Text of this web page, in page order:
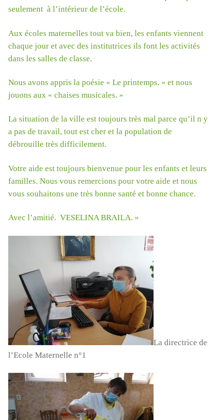
seulement à l’intérieur de l’école.
Aux écoles maternelles tout va bien, les enfants viennent
chaque jour et avec des institutrices ils font les activités
dans les salles de classe.
Nous avons appris la poésie « Le printemps. » et nous
jouons aux « chaises musicales. »
La situation de la ville est toujours très mal parce qu’il n y
a pas de travail, tout est cher et la population de
débrouille très difficilement.
Votre aide est toujours bienvenue pour les enfants et leurs
familles. Nous vous remercions pour votre aide et nous
vous souhaitons une très bonne santé et bonne chance.
Avec l’amitié. VESELINA BRAILA. »
La directrice de
l’Ecole Maternelle n°1
Cyclone à Tamatave : mobilisons-nous !
Pour aider nos enfants, nos salariés, nos centres en
détresse suite au cyclone, Terre des enfants lance une
campagne de dons:
https://www.helloasso.com/associations/association-
gardoise-terre-des-enfants/formulaires/5
Vous pouvez aussi envoyer un chèque à l’ordre de Terre
des Enfants, chez Mme Poulet, 165 rue Jean Monnet,
30310 VERGEZE
ou nous réclamer un rib si vous souhaitez faire un
virement ( à contact@terredesenfants.fr)